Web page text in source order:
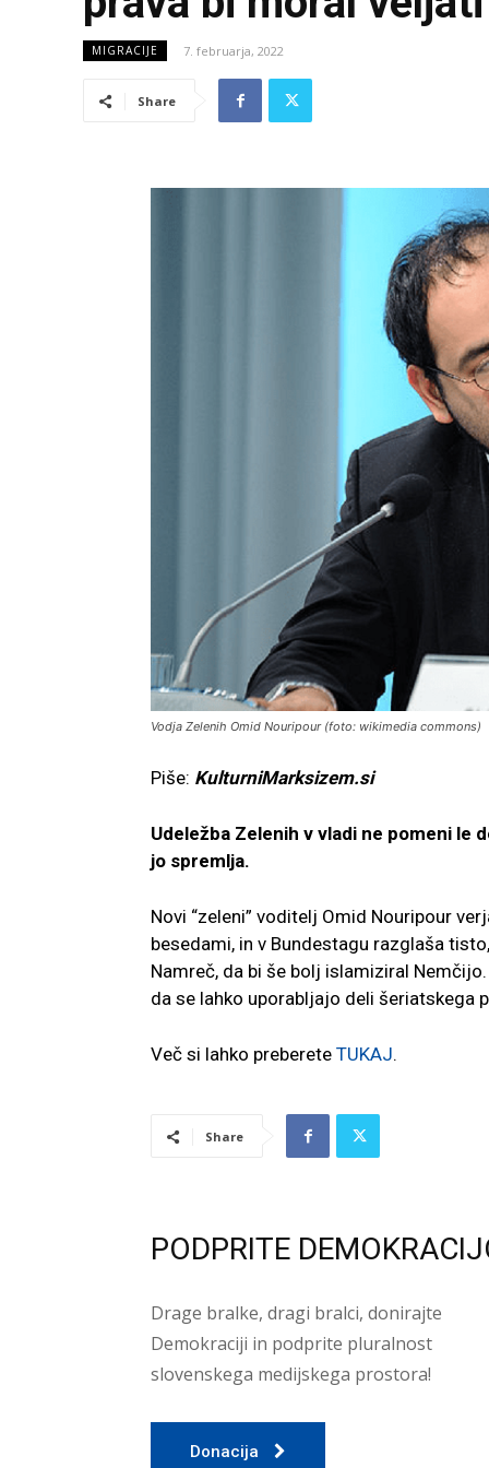
MIGRACIJE 7. februarja, 2022
Share
Vodja Zelenih Omid Nouripour (foto: wikimedia commons)
Piše: KulturniMarksizem.si
Udeležba Zelenih v vladi ne pomeni le
jo spremlja.
Novi “zeleni” voditelj Omid Nouripour
besedami, in v Bundestagu razglaša
Namreč, da bi še bolj islamiziral
da se lahko uporabljajo deli šeriatskega
Več si lahko preberete TUKAJ.
Share
PODPRITE
Drage bralke, dragi bralci, donirajte
Demokraciji in podprite pluralnost
slovenskega medijskega prostora!
Donacija